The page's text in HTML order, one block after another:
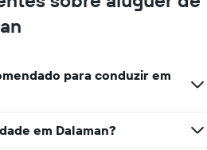
para conduzir em
em Dalaman?